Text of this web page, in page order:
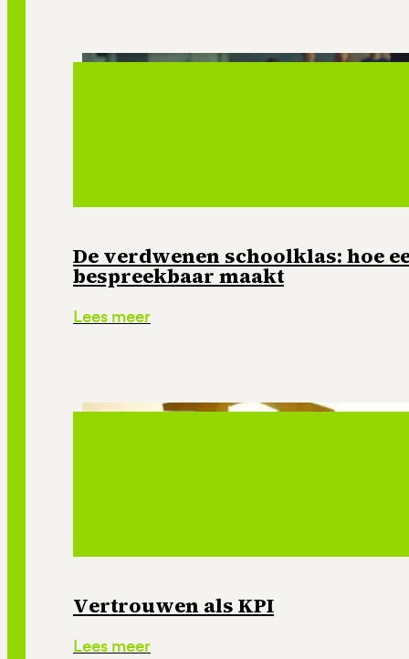
De verdwenen schoolklas: hoe
bespreekbaar maakt
Lees meer
Vertrouwen als KPI
Lees meer